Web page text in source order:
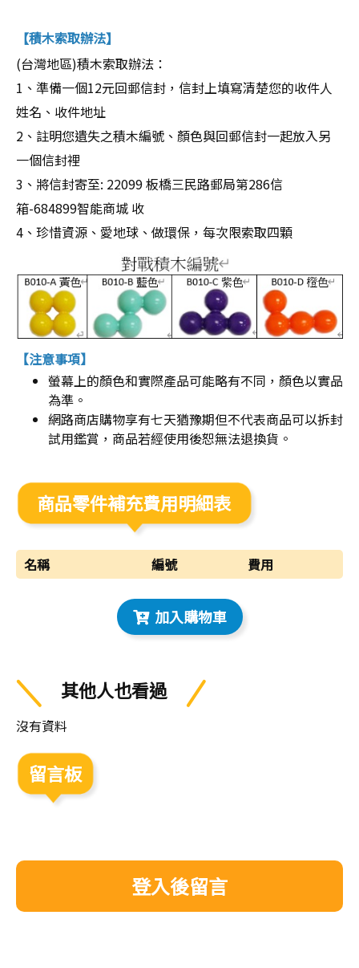
【積木索取辦法】
(台灣地區)積木索取辦法：
1、準備一個12元回郵信封，信封上填寫清楚您的收件人
姓名、收件地址
2、註明您遺失之積木編號、顏色與回郵信封一起放入另
一個信封裡
3、將信封寄至: 22099 板橋三民路郵局第286信
箱-684899智能商城 收
4、珍惜資源、愛地球、做環保，每次限索取四顆
【注意事項】
螢幕上的顏色和實際產品可能略有不同，顏色以實品
為準。
網路商店購物享有七天猶豫期但不代表商品可以拆封
試用鑑賞，商品若經使用後恕無法退換貨。
商品零件補充費用明細表
名稱 編號 費用
加入購物車
其他人也看過
沒有資料
留言板
登入後留言